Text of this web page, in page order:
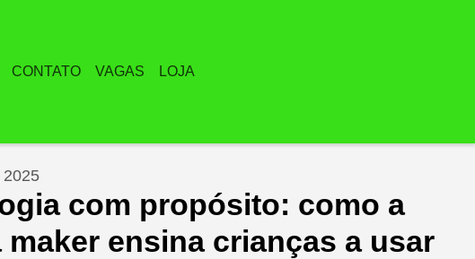
CONTATO VAGAS LOJA
2025
com propósito: como a
ensina crianças a usar